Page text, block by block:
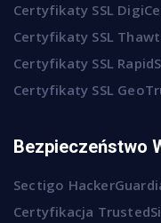
Certyfikaty SSL
Certyfikaty SSL
Certyfikaty SSL
Certyfikaty SSL
Bezpieczeństwo
Sectigo
Certyfikacja